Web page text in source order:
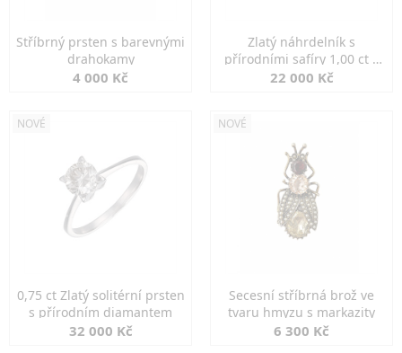
Stříbrný prsten s barevnými
drahokamy
4 000 Kč
Zlatý náhrdelník s
přírodními safíry 1,00 ct a
diamanty
22 000 Kč
NOVÉ
0,75 ct Zlatý solitérní prsten
s přírodním diamantem
32 000 Kč
NOVÉ
Secesní stříbrná brož ve
tvaru hmyzu s markazity
6 300 Kč